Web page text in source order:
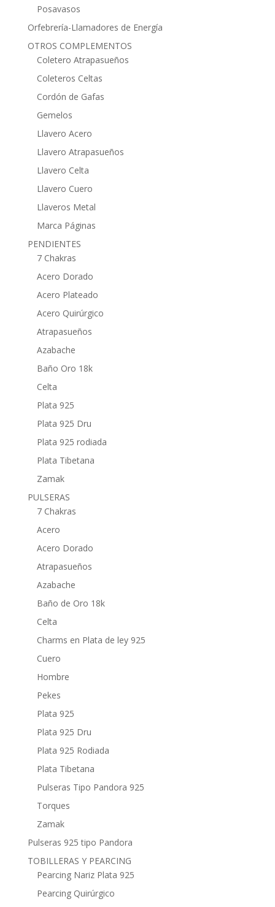
Posavasos
Orfebrería-Llamadores de Energía
OTROS COMPLEMENTOS
Coletero Atrapasueños
Coleteros Celtas
Cordón de Gafas
Gemelos
Llavero Acero
Llavero Atrapasueños
Llavero Celta
Llavero Cuero
Llaveros Metal
Marca Páginas
PENDIENTES
7 Chakras
Acero Dorado
Acero Plateado
Acero Quirúrgico
Atrapasueños
Azabache
Baño Oro 18k
Celta
Plata 925
Plata 925 Dru
Plata 925 rodiada
Plata Tibetana
Zamak
PULSERAS
7 Chakras
Acero
Acero Dorado
Atrapasueños
Azabache
Baño de Oro 18k
Celta
Charms en Plata de ley 925
Cuero
Hombre
Pekes
Plata 925
Plata 925 Dru
Plata 925 Rodiada
Plata Tibetana
Pulseras Tipo Pandora 925
Torques
Zamak
Pulseras 925 tipo Pandora
TOBILLERAS Y PEARCING
Pearcing Nariz Plata 925
Pearcing Quirúrgico